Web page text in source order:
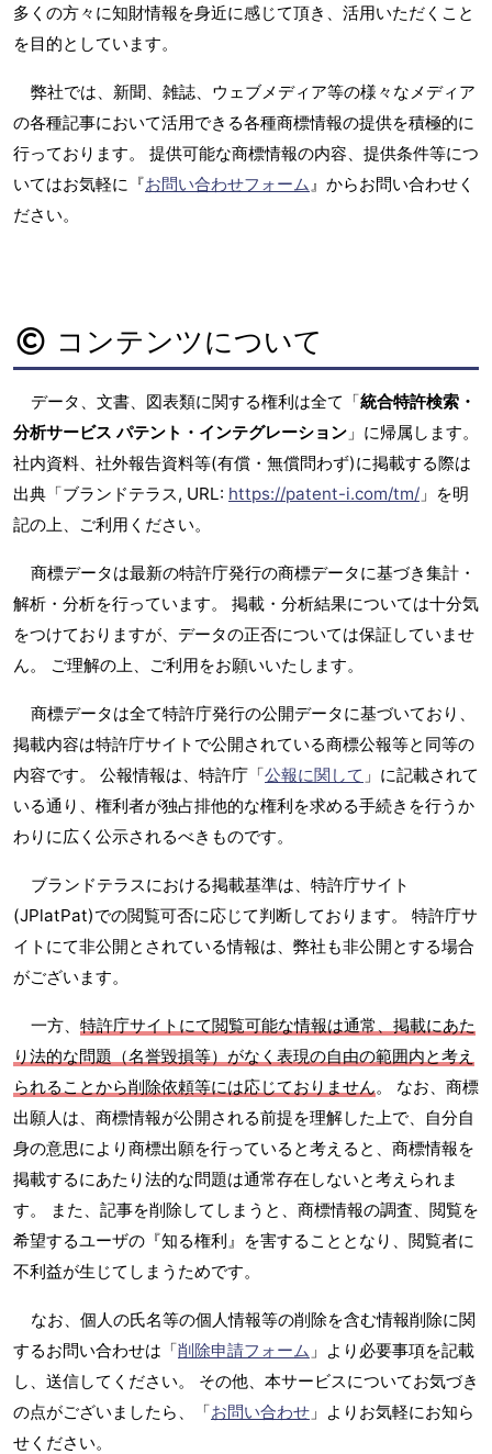
多くの方々に知財情報を身近に感じて頂き、活用いただくこと
を目的としています。
弊社では、新聞、雑誌、ウェブメディア等の様々なメディア
の各種記事において活用できる各種商標情報の提供を積極的に
行っております。 提供可能な商標情報の内容、提供条件等につ
いてはお気軽に『お問い合わせフォーム』からお問い合わせく
ださい。
コンテンツについて
データ、文書、図表類に関する権利は全て「統合特許検索・
分析サービス パテント・インテグレーション 」に帰属します。
社内資料、社外報告資料等(有償・無償問わず)に掲載する際は
出典「ブランドテラス, URL: https://patent-i.com/tm/ 」を明
記の上、ご利用ください。
商標データは最新の特許庁発行の商標データに基づき集計・
解析・分析を行っています。 掲載・分析結果については十分気
をつけておりますが、データの正否については保証していませ
ん。 ご理解の上、ご利用をお願いいたします。
商標データは全て特許庁発行の公開データに基づいており、
掲載内容は特許庁サイトで公開されている商標公報等と同等の
内容です。 公報情報は、特許庁「公報に関して 」に記載されて
いる通り、権利者が独占排他的な権利を求める手続きを行うか
わりに広く公示されるべきものです。
ブランドテラスにおける掲載基準は、特許庁サイト
(JPlatPat)での閲覧可否に応じて判断しております。 特許庁サ
イトにて非公開とされている情報は、弊社も非公開とする場合
がございます。
一方、 特許庁サイトにて閲覧可能な情報は通常、掲載にあた
り法的な問題（名誉毀損等）がなく表現の自由の範囲内と考え
られることから削除依頼等には応じておりません。 なお、商標
出願人は、商標情報が公開される前提を理解した上で、自分自
身の意思により商標出願を行っていると考えると、商標情報を
掲載するにあたり法的な問題は通常存在しないと考えられま
す。 また、記事を削除してしまうと、商標情報の調査、閲覧を
希望するユーザの『知る権利』を害することとなり、閲覧者に
不利益が生じてしまうためです。
なお、個人の氏名等の個人情報等の削除を含む情報削除に関
するお問い合わせは「削除申請フォーム 」より必要事項を記載
し、送信してください。 その他、本サービスについてお気づき
の点がございましたら、「お問い合わせ 」よりお気軽にお知ら
せください。